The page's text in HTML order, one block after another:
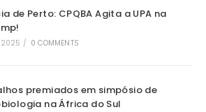
de Perto: CPQBA Agita a UPA na
/ 0 COMMENTS
premiados em simpósio de
na África do Sul